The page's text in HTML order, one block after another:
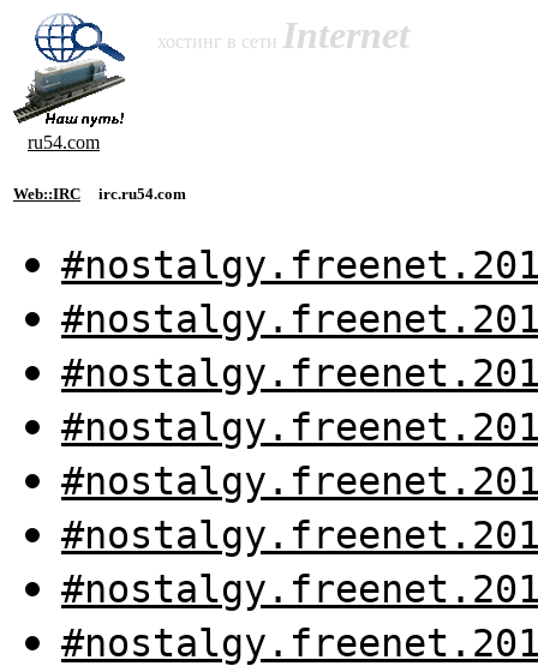
хостинг в сети Internet
ru54.com
Web::IRC irc.ru54.com